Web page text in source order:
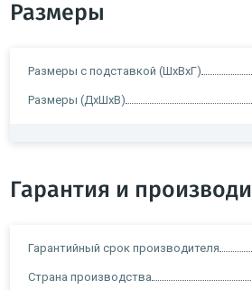
Размеры
Размеры с подставкой (ШxВxГ)
Размеры (ДхШхВ)
Гарантия и
Гарантийный срок производителя
Страна производства